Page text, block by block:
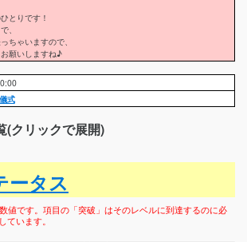
とりです！
、
ちゃいますので、
願いしますね♪
式
(クリックで展開)
ータス
値です。項目の「突破」はそのレベルに到達するのに必
います。